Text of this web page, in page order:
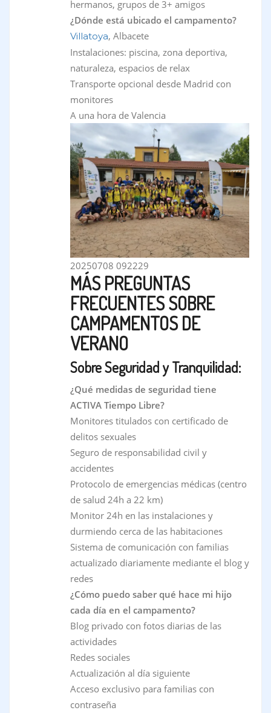
hermanos, grupos de 3+ amigos
¿Dónde está ubicado el campamento?
Villatoya, Albacete
Instalaciones: piscina, zona deportiva,
naturaleza, espacios de relax
Transporte opcional desde Madrid con
monitores
A una hora de Valencia
20250708 092229
MÁS PREGUNTAS
FRECUENTES SOBRE
CAMPAMENTOS DE
VERANO
Sobre Seguridad y Tranquilidad:
¿Qué medidas de seguridad tiene
ACTIVA Tiempo Libre?
Monitores titulados con certificado de
delitos sexuales
Seguro de responsabilidad civil y
accidentes
Protocolo de emergencias médicas (centro
de salud 24h a 22 km)
Monitor 24h en las instalaciones y
durmiendo cerca de las habitaciones
Sistema de comunicación con familias
actualizado diariamente mediante el blog y
redes
¿Cómo puedo saber qué hace mi hijo
cada día en el campamento?
Blog privado con fotos diarias de las
actividades
Redes sociales
Actualización al día siguiente
Acceso exclusivo para familias con
contraseña